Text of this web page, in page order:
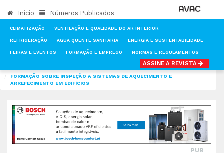
Início Números Publicados
CLIMATIZAÇÃO VENTILAÇÃO E QUALIDADE DO AR INTERIOR
REFRIGERAÇÃO ÁGUA QUENTE SANITÁRIA ENERGIA E SUSTENTABILIDADE
FEIRAS E EVENTOS FORMAÇÃO E EMPREGO NORMAS E REGULAMENTOS
ASSINE A REVISTA
FORMAÇÃO SOBRE INSPEÇÃO A SISTEMAS DE AQUECIMENTO E
ARREFECIMENTO EM EDIFÍCIOS
PUB